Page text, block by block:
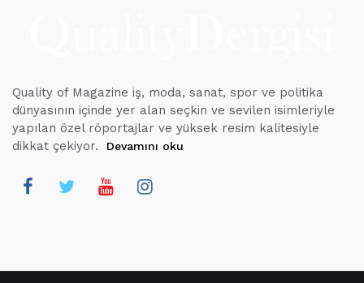
Quality of Magazine iş, moda, sanat, spor ve politika
dünyasının içinde yer alan seçkin ve sevilen isimleriyle
yapılan özel röportajlar ve yüksek resim kalitesiyle
dikkat çekiyor.
Devamını oku